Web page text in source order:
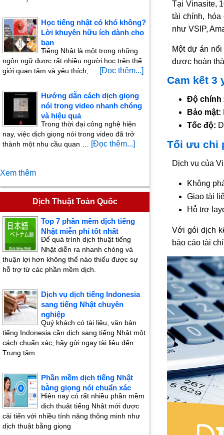
Tại Vinasite,
tài chính, hóa
như VSIP,
Một dự án
được hoàn
Cam kết 3
Độ chính
Bảo mật:
Tốc độ:
Tối ưu chi
Dịch vụ của
Không
Giao tài
Hỗ trợ
Với gói dịch
báo cáo tài
Học tiếng nhật có khó không?
Lời khuyên hữu ích dành cho
bạn
Tiếng Nhật là một trong những
ngôn ngữ được rất nhiều người học trên thế
giới quan tâm và yêu thích, …
[Đọc thêm...]
Hướng dẫn cách dịch giọng
nói trong video nhanh chóng
và hiệu quả
Trong thời đại công nghệ hiện
nay, việc dịch giọng nói trong video đã trở
thành một nhu cầu quan …
[Đọc thêm...]
Xem thêm
Dịch Thuật Toàn Quốc
Top 7 phần mềm dịch tiếng
Nhật miễn phí tốt nhất
Để quá trình dịch thuật tiếng
Nhật diễn ra nhanh chóng và
thuận lợi hơn không thể nào thiếu được sự
hỗ trợ từ các phần mềm dịch.
Dịch vụ dịch tiếng Indonesia
sang tiếng Nhật chuyên
nghiệp
Quý khách có tài liệu, văn bản
tiếng Indonesia cần dịch sang tiếng Nhật một
cách chuẩn xác, hãy gửi ngay tài liệu đến
Trung tâm
Phần mềm dịch tiếng Nhật
bằng giọng nói chuẩn xác
Hiện nay có rất nhiều phần mềm
dịch thuật tiếng Nhật mới được
cải tiến với nhiều tính năng thông minh như
dịch thuật bằng giọng